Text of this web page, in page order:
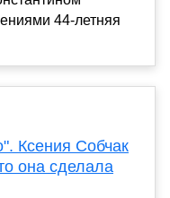
44-летняя
Ксения Собчак
она сделала